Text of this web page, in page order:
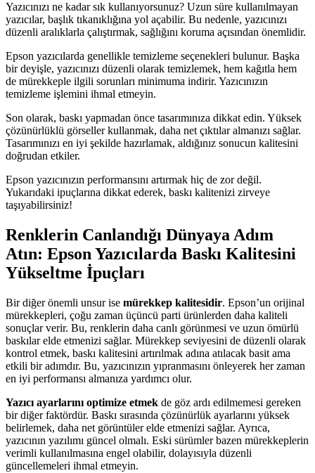
Yazıcınızı ne kadar sık kullanıyorsunuz? Uzun süre kullanılmayan
yazıcılar, başlık tıkanıklığına yol açabilir. Bu nedenle, yazıcınızı
düzenli aralıklarla çalıştırmak, sağlığını koruma açısından önemlidir.
Epson yazıcılarda genellikle temizleme seçenekleri bulunur. Başka
bir deyişle, yazıcınızı düzenli olarak temizlemek, hem kağıtla hem
de mürekkeple ilgili sorunları minimuma indirir. Yazıcınızın
temizleme işlemini ihmal etmeyin.
Son olarak, baskı yapmadan önce tasarımınıza dikkat edin. Yüksek
çözünürlüklü görseller kullanmak, daha net çıktılar almanızı sağlar.
Tasarımınızı en iyi şekilde hazırlamak, aldığınız sonucun kalitesini
doğrudan etkiler.
Epson yazıcınızın performansını artırmak hiç de zor değil.
Yukarıdaki ipuçlarına dikkat ederek, baskı kalitenizi zirveye
taşıyabilirsiniz!
Renklerin Canlandığı Dünyaya Adım
Atın: Epson Yazıcılarda Baskı Kalitesini
Yükseltme İpuçları
Bir diğer önemli unsur ise mürekkep kalitesidir. Epson’un orijinal
mürekkepleri, çoğu zaman üçüncü parti ürünlerden daha kaliteli
sonuçlar verir. Bu, renklerin daha canlı görünmesi ve uzun ömürlü
baskılar elde etmenizi sağlar. Mürekkep seviyesini de düzenli olarak
kontrol etmek, baskı kalitesini artırılmak adına atılacak basit ama
etkili bir adımdır. Bu, yazıcınızın yıpranmasını önleyerek her zaman
en iyi performansı almanıza yardımcı olur.
Yazıcı ayarlarını optimize etmek de göz ardı edilmemesi gereken
bir diğer faktördür. Baskı sırasında çözünürlük ayarlarını yüksek
belirlemek, daha net görüntüler elde etmenizi sağlar. Ayrıca,
yazıcının yazılımı güncel olmalı. Eski sürümler bazen mürekkeplerin
verimli kullanılmasına engel olabilir, dolayısıyla düzenli
güncellemeleri ihmal etmeyin.